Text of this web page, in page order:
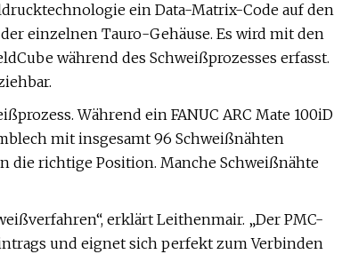
ein Data-Matrix-Code auf den
einzelnen Tauro-Gehäuse. Es wird mit den
während des Schweißprozesses erfasst.
Während ein FANUC ARC Mate 100iD
mit insgesamt 96 Schweißnähten
die richtige Position. Manche Schweißnähte
erklärt Leithenmair. „Der PMC-
und eignet sich perfekt zum Verbinden